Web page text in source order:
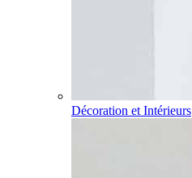
Décoration et Intérieurs